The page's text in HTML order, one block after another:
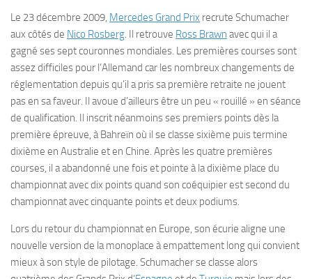
Le 23 décembre 2009, Mercedes Grand Prix recrute Schumacher
aux côtés de Nico Rosberg. Il retrouve Ross Brawn avec qui il a
gagné ses sept couronnes mondiales. Les premières courses sont
assez difficiles pour l’Allemand car les nombreux changements de
réglementation depuis qu’il a pris sa première retraite ne jouent
pas en sa faveur. Il avoue d’ailleurs être un peu « rouillé » en séance
de qualification. Il inscrit néanmoins ses premiers points dès la
première épreuve, à Bahreïn où il se classe sixième puis termine
dixième en Australie et en Chine. Après les quatre premières
courses, il a abandonné une fois et pointe à la dixième place du
championnat avec dix points quand son coéquipier est second du
championnat avec cinquante points et deux podiums.
Lors du retour du championnat en Europe, son écurie aligne une
nouvelle version de la monoplace à empattement long qui convient
mieux à son style de pilotage. Schumacher se classe alors